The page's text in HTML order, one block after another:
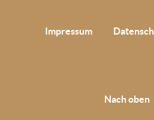
Impressum
Nach oben